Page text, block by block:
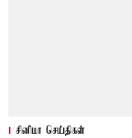
சினிமா செய்திகள்